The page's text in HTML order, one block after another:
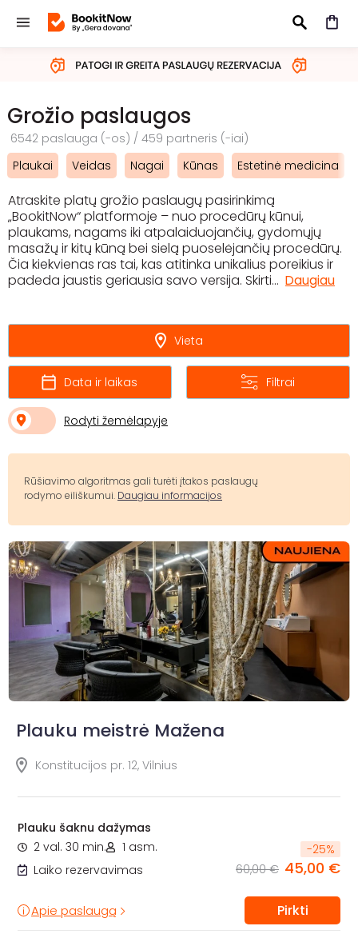
IEŠKOTI
Grožio paslaugos
6542 paslauga (-os) / 459 partneris (-iai)
Plaukai
Veidas Nagai Kūnas Estetinė medicina
Atraskite platų grožio paslaugų pasirinkimą
„BookitNow“ platformoje – nuo procedūrų kūnui,
plaukams, nagams iki atpalaiduojančių, gydomųjų
masažų ir kitų kūną bei sielą puoselėjančių procedūrų.
Čia kiekvienas ras tai, kas atitinka unikalius poreikius ir
padeda jaustis geriausia savo versija. Skirti... Daugiau
Vieta
Data ir laikas Filtrai
Rodyti žemėlapyje
Rūšiavimo algoritmas gali turėti įtakos paslaugų
rodymo eiliškumui. Daugiau informacijos
Plauku meistrė Mažena
Konstitucijos pr. 12, Vilnius
Plauku šaknu dažymas
2 val. 30 min.
1 asm.
Laiko rezervavimas
-25%
60,00 € 45,00 €
Apie paslaugą Pirkti